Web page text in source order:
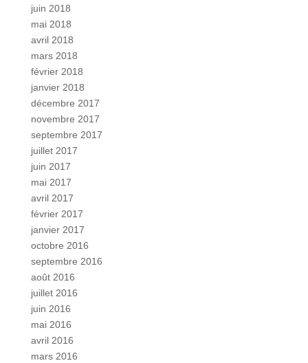
juin 2018
mai 2018
avril 2018
mars 2018
février 2018
janvier 2018
décembre 2017
novembre 2017
septembre 2017
juillet 2017
juin 2017
mai 2017
avril 2017
février 2017
janvier 2017
octobre 2016
septembre 2016
août 2016
juillet 2016
juin 2016
mai 2016
avril 2016
mars 2016